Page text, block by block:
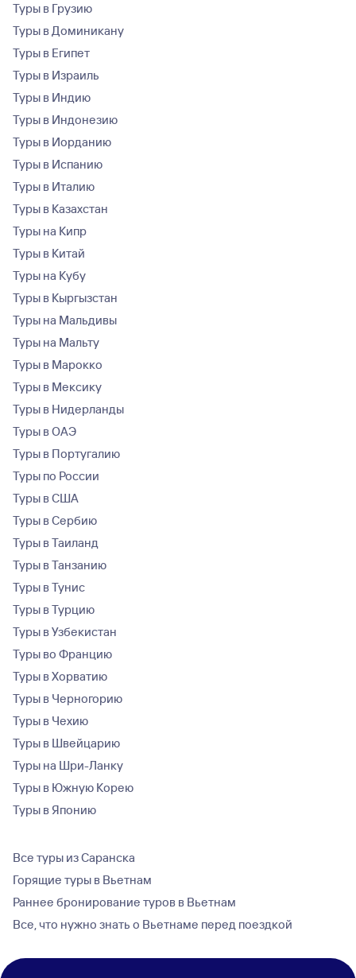
Туры в Грузию
Туры в Доминикану
Туры в Египет
Туры в Израиль
Туры в Индию
Туры в Индонезию
Туры в Иорданию
Туры в Испанию
Туры в Италию
Туры в Казахстан
Туры на Кипр
Туры в Китай
Туры на Кубу
Туры в Кыргызстан
Туры на Мальдивы
Туры на Мальту
Туры в Марокко
Туры в Мексику
Туры в Нидерланды
Туры в ОАЭ
Туры в Португалию
Туры по России
Туры в США
Туры в Сербию
Туры в Таиланд
Туры в Танзанию
Туры в Тунис
Туры в Турцию
Туры в Узбекистан
Туры во Францию
Туры в Хорватию
Туры в Черногорию
Туры в Чехию
Туры в Швейцарию
Туры на Шри-Ланку
Туры в Южную Корею
Туры в Японию
Все туры из Саранска
Горящие туры в Вьетнам
Раннее бронирование туров в Вьетнам
Все, что нужно знать о Вьетнаме перед поездкой